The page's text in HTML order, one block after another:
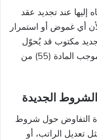
إليها عند تجديد عقد
أي غموض أو استمرار
تجديد مكتوب قد يُحوّل
العقد إلى عقد غير محدد المدة بموجب المادة (55) من
الجديدة
التفاوض حول شروط
تعديل الراتب، أو